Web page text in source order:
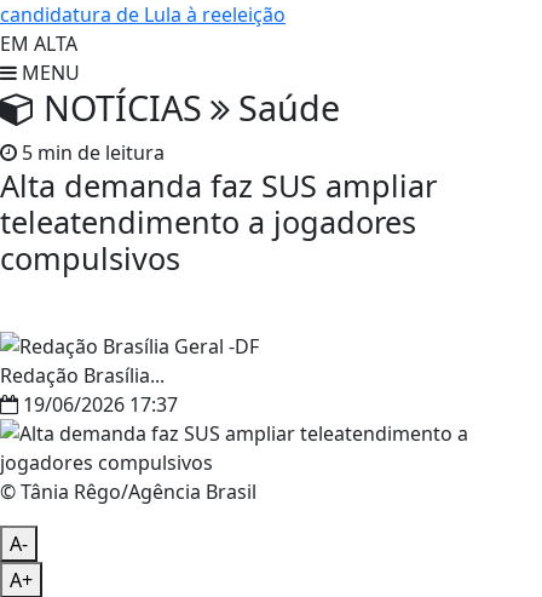
candidatura de Lula à reeleição
EM ALTA
MENU
NOTÍCIAS Saúde
5 min de leitura
Alta demanda faz SUS ampliar
teleatendimento a jogadores
compulsivos
Redação Brasília...
19/06/2026 17:37
© Tânia Rêgo/Agência Brasil
A-
A+